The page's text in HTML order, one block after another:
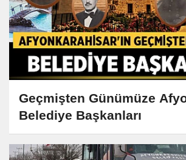
Geçmişten Günümüze
Belediye Başkanları